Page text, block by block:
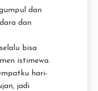
dan
dan
bisa
istimewa.
hari-
jadi